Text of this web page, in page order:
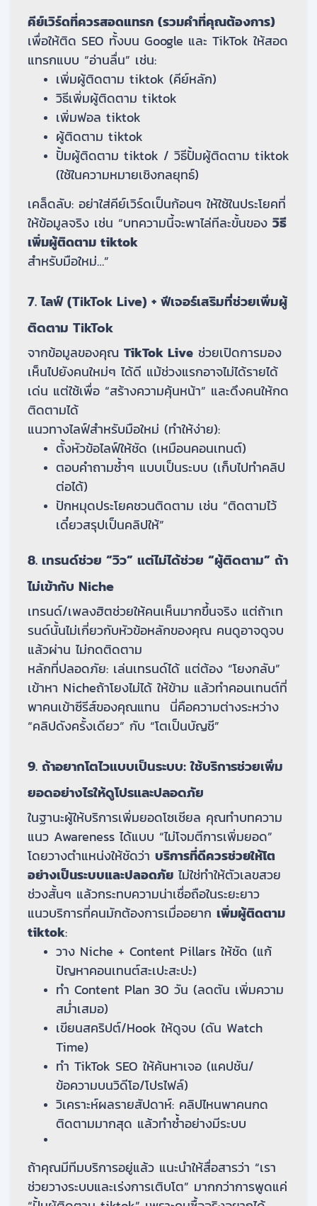
คีย์เวิร์ดที่ควรสอดแทรก (รวมคำที่คุณต้องการ)
เพื่อให้ติด SEO ทั้งบน Google และ TikTok ให้สอด
แทรกแบบ “อ่านลื่น” เช่น:
เพิ่มผู้ติดตาม tiktok (คีย์หลัก)
วิธีเพิ่มผู้ติดตาม tiktok
เพิ่มฟอล tiktok
ผู้ติดตาม tiktok
ปั้มผู้ติดตาม tiktok / วิธีปั้มผู้ติดตาม tiktok
(ใช้ในความหมายเชิงกลยุทธ์)
เคล็ดลับ: อย่าใส่คีย์เวิร์ดเป็นก้อนๆ ให้ใช้ในประโยคที่
ให้ข้อมูลจริง เช่น “บทความนี้จะพาไล่ทีละขั้นของ วิธี
เพิ่มผู้ติดตาม tiktok
สำหรับมือใหม่…”
7. ไลฟ์ (TikTok Live) + ฟีเจอร์เสริมที่ช่วยเพิ่มผู้
ติดตาม TikTok
จากข้อมูลของคุณ TikTok Live ช่วยเปิดการมอง
เห็นไปยังคนใหม่ๆ ได้ดี แม้ช่วงแรกอาจไม่ได้รายได้
เด่น แต่ใช้เพื่อ “สร้างความคุ้นหน้า” และดึงคนให้กด
ติดตามได้
แนวทางไลฟ์สำหรับมือใหม่ (ทำให้ง่าย):
ตั้งหัวข้อไลฟ์ให้ชัด (เหมือนคอนเทนต์)
ตอบคำถามซ้ำๆ แบบเป็นระบบ (เก็บไปทำคลิป
ต่อได้)
ปักหมุดประโยคชวนติดตาม เช่น “ติดตามไว้
เดี๋ยวสรุปเป็นคลิปให้”
8. เทรนด์ช่วย “วิว” แต่ไม่ได้ช่วย “ผู้ติดตาม” ถ้า
ไม่เข้ากับ Niche
เทรนด์/เพลงฮิตช่วยให้คนเห็นมากขึ้นจริง แต่ถ้าเท
รนด์นั้นไม่เกี่ยวกับหัวข้อหลักของคุณ คนดูอาจดูจบ
แล้วผ่าน ไม่กดติดตาม
หลักที่ปลอดภัย: เล่นเทรนด์ได้ แต่ต้อง “โยงกลับ”
เข้าหา Nicheถ้าโยงไม่ได้ ให้ข้าม แล้วทำคอนเทนต์ที่
พาคนเข้าซีรีส์ของคุณแทน นี่คือความต่างระหว่าง
“คลิปดังครั้งเดียว” กับ “โตเป็นบัญชี”
9. ถ้าอยากโตไวแบบเป็นระบบ: ใช้บริการช่วยเพิ่ม
ยอดอย่างไรให้ดูโปรและปลอดภัย
ในฐานะผู้ให้บริการเพิ่มยอดโซเชียล คุณทำบทความ
แนว Awareness ได้แบบ “ไม่โจมตีการเพิ่มยอด”
โดยวางตำแหน่งให้ชัดว่า บริการที่ดีควรช่วยให้โต
อย่างเป็นระบบและปลอดภัย ไม่ใช่ทำให้ตัวเลขสวย
ช่วงสั้นๆ แล้วกระทบความน่าเชื่อถือในระยะยาว
แนวบริการที่คนมักต้องการเมื่ออยาก เพิ่มผู้ติดตาม
tiktok:
วาง Niche + Content Pillars ให้ชัด (แก้
ปัญหาคอนเทนต์สะเปะสะปะ)
ทำ Content Plan 30 วัน (ลดตัน เพิ่มความ
สม่ำเสมอ)
เขียนสคริปต์/Hook ให้ดูจบ (ดัน Watch
Time)
ทำ TikTok SEO ให้ค้นหาเจอ (แคปชัน/
ข้อความบนวิดีโอ/โปรไฟล์)
วิเคราะห์ผลรายสัปดาห์: คลิปไหนพาคนกด
ติดตามมากสุด แล้วทำซ้ำอย่างมีระบบ
ถ้าคุณมีทีมบริการอยู่แล้ว แนะนำให้สื่อสารว่า “เรา
ช่วยวางระบบและเร่งการเติบโต” มากกว่าการพูดแค่